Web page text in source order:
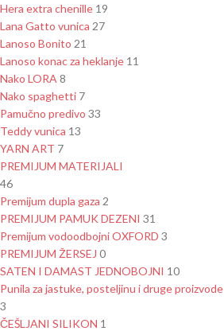
Hera extra chenille 19
Lana Gatto vunica 27
Lanoso Bonito 21
Lanoso konac za heklanje 11
Nako LORA 8
Nako spaghetti 7
Pamučno predivo 33
Teddy vunica 13
YARN ART 7
PREMIJUM MATERIJALI
46
Premijum dupla gaza 2
PREMIJUM PAMUK DEZENI 31
Premijum vodoodbojni OXFORD 3
PREMIJUM ŽERSEJ 0
SATEN I DAMAST JEDNOBOJNI 10
Punila za jastuke, posteljinu i druge proizvode
3
ČEŠLJANI SILIKON 1